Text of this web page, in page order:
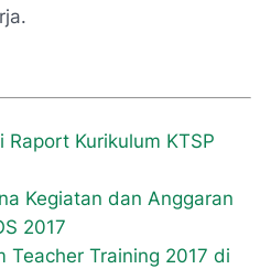
Kurikulum KTSP
Kegiatan dan Anggaran
2017
Teacher Training 2017 di